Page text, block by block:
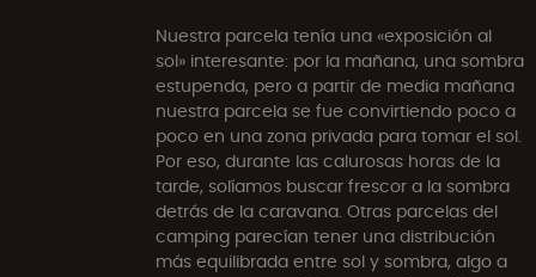
Nuestra parcela tenía una «exposición al
sol» interesante: por la mañana, una sombra
estupenda, pero a partir de media mañana
nuestra parcela se fue convirtiendo poco a
poco en una zona privada para tomar el sol.
Por eso, durante las calurosas horas de la
tarde, solíamos buscar frescor a la sombra
detrás de la caravana. Otras parcelas del
camping parecían tener una distribución
más equilibrada entre sol y sombra, algo a